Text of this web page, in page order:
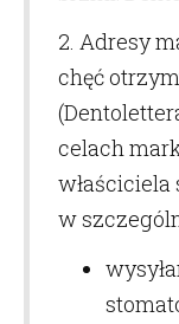
2. Adresy
chęć
celach
w